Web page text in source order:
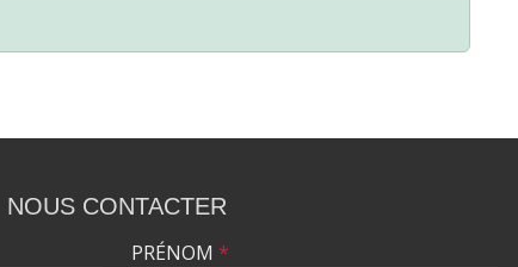
NOUS CONTACTER
PRÉNOM *